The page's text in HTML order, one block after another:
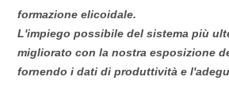
formazione elicoidale.
L'impiego possibile del sistema più
migliorato con la nostra esposizione
fornendo i dati di produttività e